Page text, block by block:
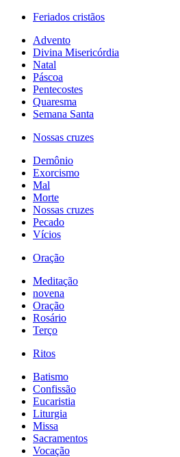
Feriados cristãos
Advento
Divina Misericórdia
Natal
Páscoa
Pentecostes
Quaresma
Semana Santa
Nossas cruzes
Demônio
Exorcismo
Mal
Morte
Nossas cruzes
Pecado
Vícios
Oração
Meditação
novena
Oração
Rosário
Terço
Ritos
Batismo
Confissão
Eucaristia
Liturgia
Missa
Sacramentos
Vocação